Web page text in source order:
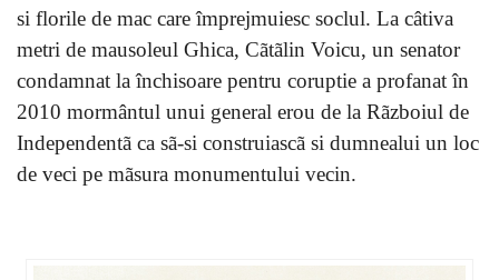
si florile de mac care împrejmuiesc soclul. La câtiva
metri de mausoleul Ghica, Cãtãlin Voicu, un senator
condamnat la închisoare pentru coruptie a profanat în
2010 mormântul unui general erou de la Rãzboiul de
Independentã ca sã-si construiascã si dumnealui un loc
de veci pe mãsura monumentului vecin.